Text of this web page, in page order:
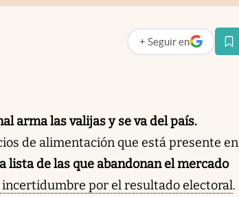
+ Seguir en
abre en nueva pestaña
arma las valijas y se va del país.
de alimentación que está presente en
lista de las que abandonan el mercado
por el resultado electoral.